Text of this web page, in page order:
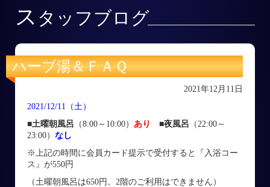
ス タッフブログ
ハーブ湯＆ＦＡＱ
2021年12月11日
2021/12/11（土）
■土曜朝風呂 （8:00～10:00） あり ■夜風呂 （22:00～
23:00） なし
※上記の時間に会員カード提示で受付すると『入浴コー
ス』が550円
（土曜朝風呂は650円。2階のご利用はできません）